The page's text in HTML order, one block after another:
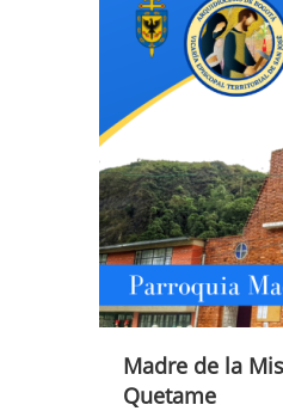
Madre de la
Quetame